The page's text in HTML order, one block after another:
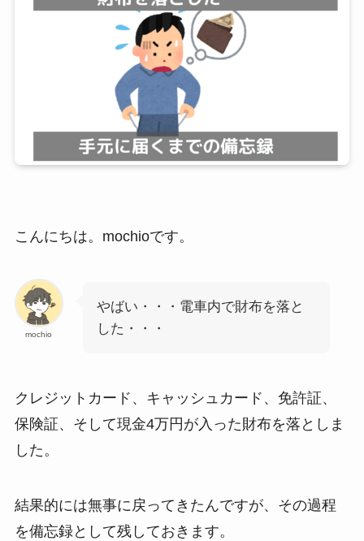
こんにちは。mochioです。
mochio
やばい・・・電車内で財布を落と
した・・・
クレジットカード、キャッシュカード、免許証、
保険証、そして現金4万円が入った財布を落としま
した。
結果的には無事に戻ってきたんですが、その過程
を備忘録として残しておきます。